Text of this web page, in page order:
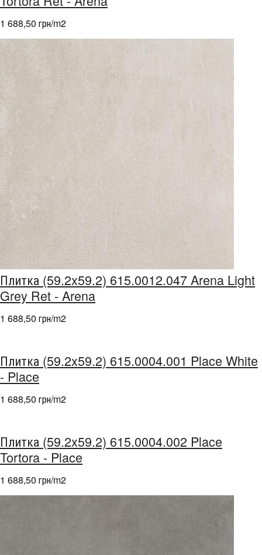
1 688,50 грн/m2
Плитка (59.2x59.2) 615.0012.047 Arena Light
Grey Ret - Arena
1 688,50 грн/m2
Плитка (59.2x59.2) 615.0004.001 Place White
- Place
1 688,50 грн/m2
Плитка (59.2x59.2) 615.0004.002 Place
Tortora - Place
1 688,50 грн/m2